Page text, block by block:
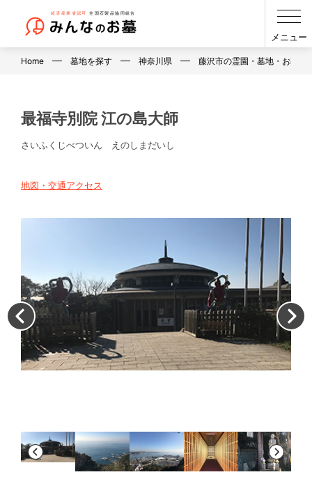
メニュー
Home 墓地を探す 神奈川県 藤沢市の霊園・墓地・お墓
最福寺別院 江の島大師
さいふくじべついん えのしまだいし
地図・交通アクセス